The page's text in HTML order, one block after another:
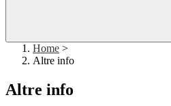
Home >
Altre info
Altre info